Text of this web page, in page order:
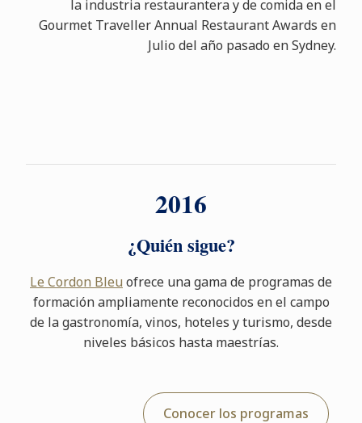
la industria restaurantera y de comida en el
Gourmet Traveller Annual Restaurant Awards en
Julio del año pasado en Sydney.
2016
¿Quién sigue?
Le Cordon Bleu ofrece una gama de programas de
formación ampliamente reconocidos en el campo
de la gastronomía, vinos, hoteles y turismo, desde
niveles básicos hasta maestrías.
Conocer los programas